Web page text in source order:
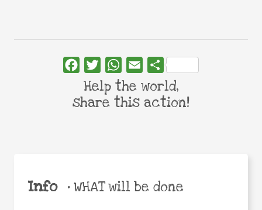
Info •WHAT will be done
FacebookTwitterWhatsApp
Email Share
Help the world,
share this action!